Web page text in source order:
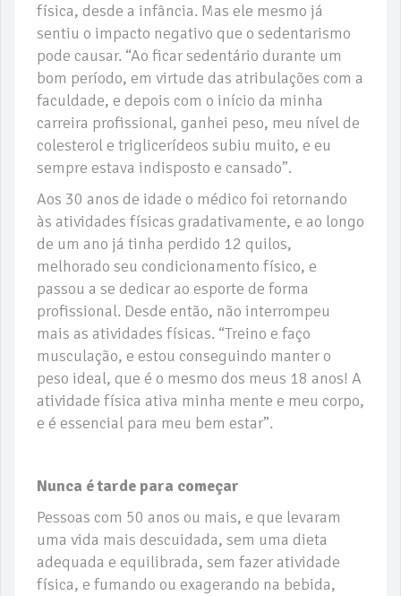
física, desde a infância. Mas ele mesmo já
sentiu o impacto negativo que o sedentarismo
pode causar. “Ao ficar sedentário durante um
bom período, em virtude das atribulações com a
faculdade, e depois com o início da minha
carreira profissional, ganhei peso, meu nível de
colesterol e triglicerídeos subiu muito, e eu
sempre estava indisposto e cansado”.
Aos 30 anos de idade o médico foi retornando
às atividades físicas gradativamente, e ao longo
de um ano já tinha perdido 12 quilos,
melhorado seu condicionamento físico, e
passou a se dedicar ao esporte de forma
profissional. Desde então, não interrompeu
mais as atividades físicas. “Treino e faço
musculação, e estou conseguindo manter o
peso ideal, que é o mesmo dos meus 18 anos! A
atividade física ativa minha mente e meu corpo,
e é essencial para meu bem estar”.
Nunca é tarde para começar
Pessoas com 50 anos ou mais, e que levaram
uma vida mais descuidada, sem uma dieta
adequada e equilibrada, sem fazer atividade
física, e fumando ou exagerando na bebida,